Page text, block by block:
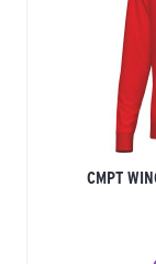
CMPT